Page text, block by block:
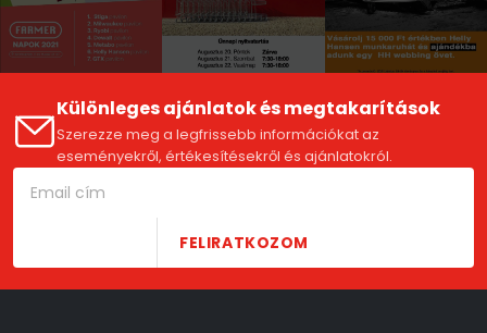
Különleges ajánlatok és megtakarítások
Szerezze meg a legfrissebb információkat az
eseményekről, értékesítésekről és ajánlatokról.
FELIRATKOZOM